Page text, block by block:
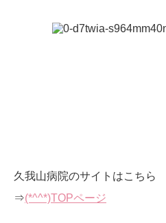
久我山病院のサイトはこちら
⇒(*^^*)TOPページ